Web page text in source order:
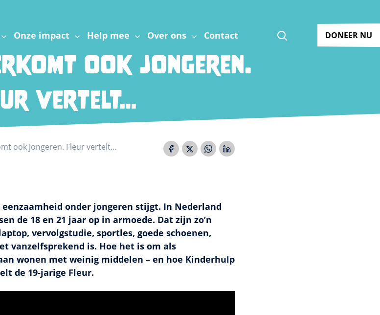
Onze impact Help mee Over ons Contact ZoekenDONEER NU
ook jongeren.
vertelt…
ook jongeren. Fleur vertelt…
onder jongeren stijgt. In Nederland
de 18 en 21 jaar op in armoede. Dat zijn zo’n
vervolgstudie, sportles, goede schoenen,
vanzelfsprekend is. Hoe het is om als
wonen met weinig middelen – en hoe Kinderhulp
de 19-jarige Fleur.